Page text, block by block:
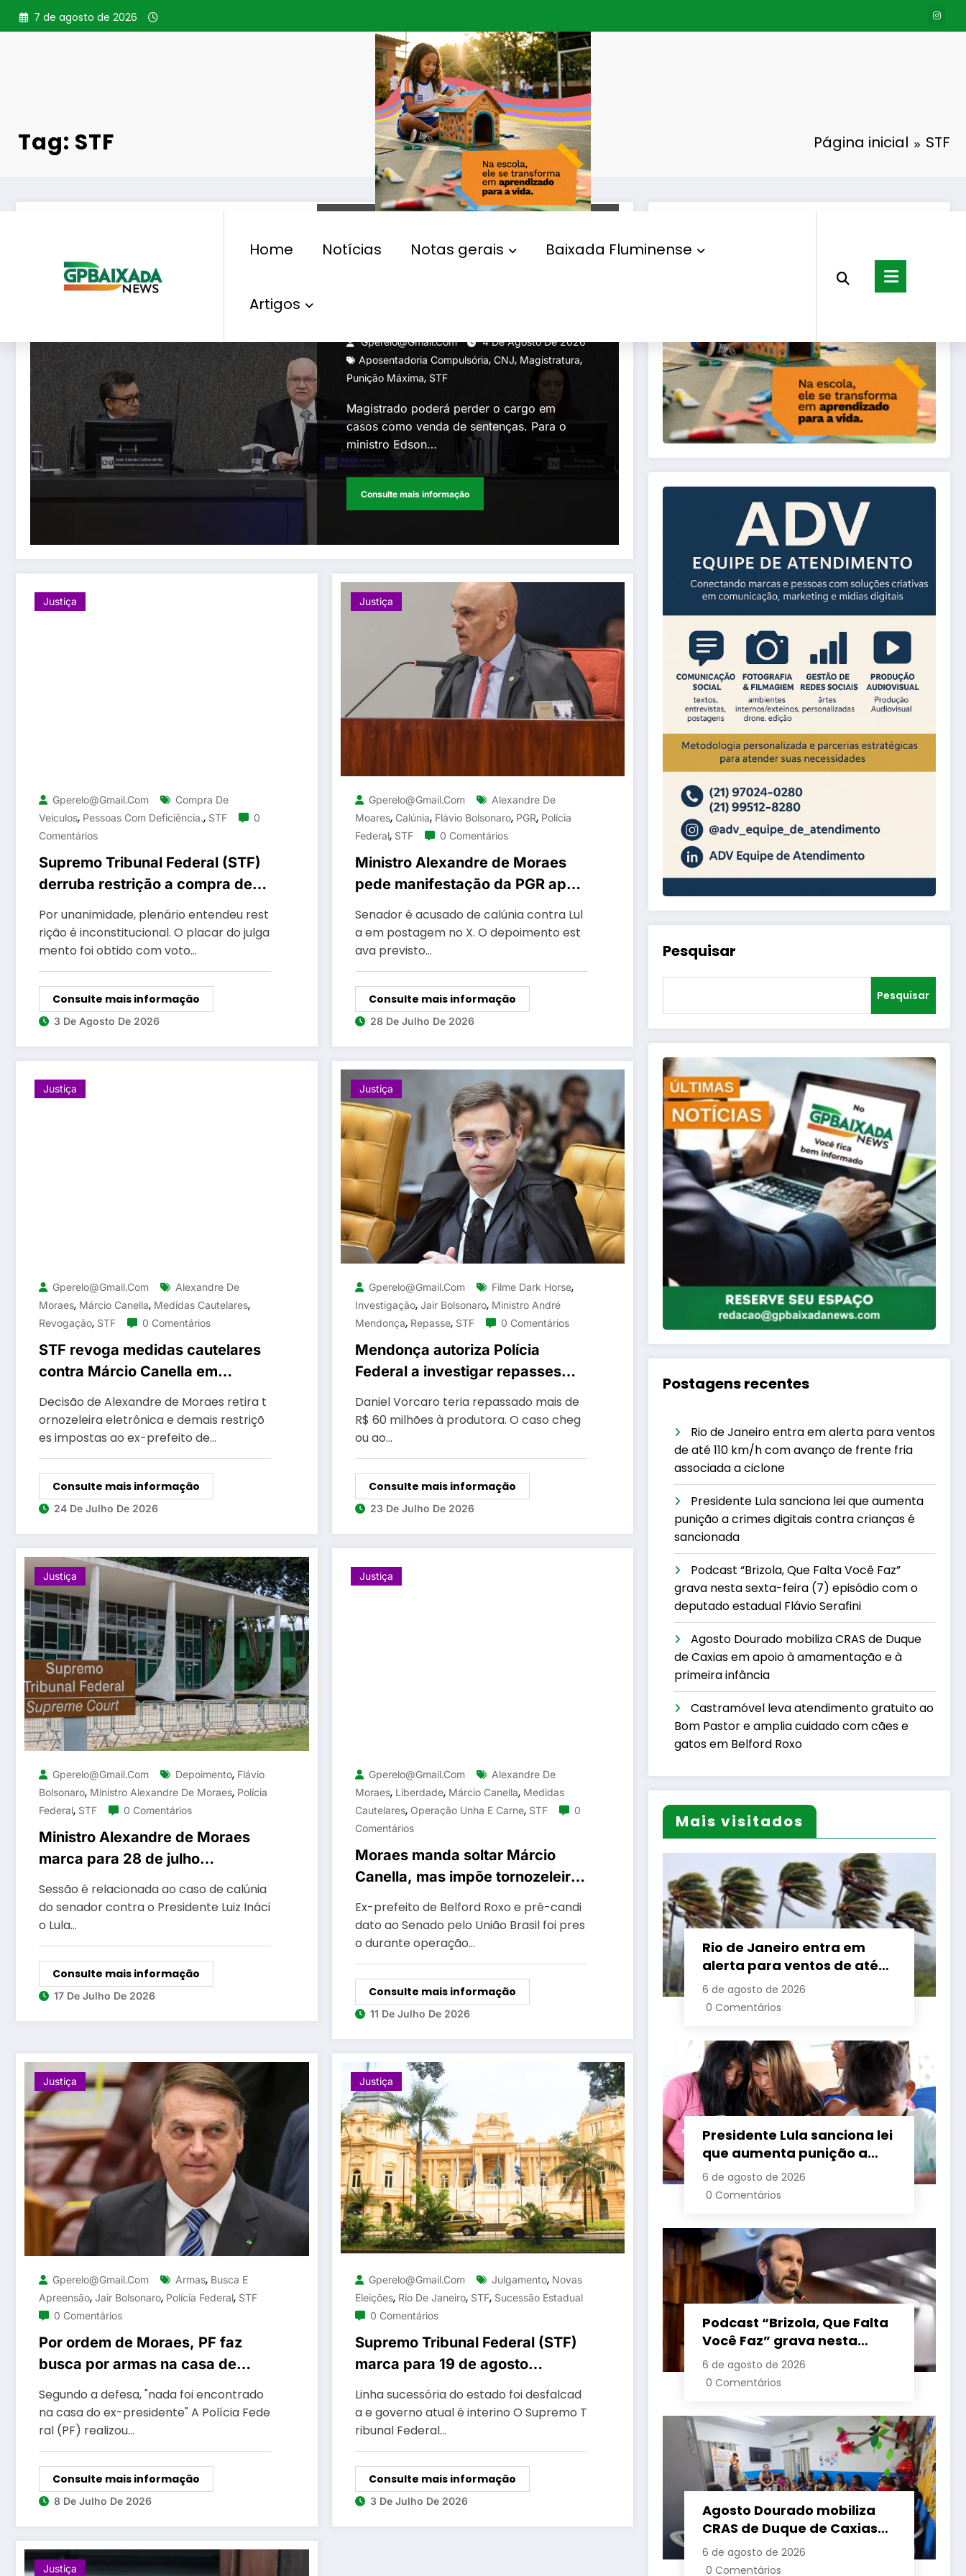
Pular
para
7 de agosto de 2026
Home Notícias Notas gerais Baixada Fluminense
Artigos
Tag: STF Página inicial STF
Conselho Nacional de
como punição máxima para
juiz
Gperelo@gmail.com
4 De Agosto De 2026
Aposentadoria Compulsória,CNJ, Magistratura,
Punição Máxima, STF
Magistrado poderá perder o cargo em
casos como venda de sentenças. Para o
ministro Edson…
Consulte mais informação
Justiça
Gperelo@gmail.com
Compra De
Veículos, Pessoas Com Deficiência., STF
0
Comentários
Supremo Tribunal Federal (STF)
derruba restrição a compra de
veículos por pessoas com
deficiência
Por unanimidade, plenário entendeu rest
rição é inconstitucional. O placar do julga
mento foi obtido com voto…
Consulte mais informação
3 De Agosto De 2026
Justiça
Gperelo@gmail.com
Alexandre De
Moares, Calúnia, Flávio Bolsonaro, PGR, Polícia
Federal, STF 0 Comentários
Ministro Alexandre de Moraes
pede manifestação da PGR após
Flávio Bolsonaro não depor à
Polícia Federal
Senador é acusado de calúnia contra Lul
a em postagem no X. O depoimento est
ava previsto…
Consulte mais informação
28 De Julho De 2026
Justiça
Gperelo@gmail.com
Alexandre De
Moraes, Márcio Canella, Medidas Cautelares,
Revogação, STF 0 Comentários
STF revoga medidas cautelares
contra Márcio Canella em
investigação da Operação Unha
e Carne
Decisão de Alexandre de Moraes retira t
ornozeleira eletrônica e demais restriçõ
es impostas ao ex-prefeito de…
Consulte mais informação
24 De Julho De 2026
Justiça
Gperelo@gmail.com Filme Dark Horse,
Investigação, Jair Bolsonaro, Ministro André
Mendonça, Repasse, STF 0 Comentários
Mendonça autoriza Polícia
Federal a investigar repasses
para filme sobre Bolsonaro
Daniel Vorcaro teria repassado mais de
R$ 60 milhões à produtora. O caso cheg
ou ao…
Consulte mais informação
23 De Julho De 2026
Justiça
Gperelo@gmail.com Depoimento, Flávio
Bolsonaro, Ministro Alexandre De Moraes, Polícia
Federal, STF 0 Comentários
Ministro Alexandre de Moraes
marca para 28 de julho
depoimento de Flávio Bolsonaro
à Polícia Federal
Sessão é relacionada ao caso de calúnia
do senador contra o Presidente Luiz Ináci
o Lula…
Consulte mais informação
17 De Julho De 2026
Justiça
Gperelo@gmail.com
Alexandre De
Moraes, Liberdade, Márcio Canella, Medidas
Cautelares, Operação Unha E Carne, STF
0
Comentários
Moraes manda soltar Márcio
Canella, mas impõe tornozeleira
eletrônica e retenção de
passaporte
Ex-prefeito de Belford Roxo e pré-candi
dato ao Senado pelo União Brasil foi pres
o durante operação…
Consulte mais informação
11 De Julho De 2026
Justiça
Gperelo@gmail.com Armas, Busca E
Apreensão, Jair Bolsonaro, Polícia Federal, STF
0 Comentários
Por ordem de Moraes, PF faz
busca por armas na casa de
Bolsonaro
Segundo a defesa, "nada foi encontrado
na casa do ex-presidente" A Polícia Fede
ral (PF) realizou…
Consulte mais informação
8 De Julho De 2026
Justiça
Gperelo@gmail.com Julgamento, Novas
Eleições, Rio De Janeiro, STF, Sucessão Estadual
0 Comentários
Supremo Tribunal Federal (STF)
marca para 19 de agosto
julgamento sobre sucessão no
governo do Rio de Janeiro
Linha sucessória do estado foi desfalcad
a e governo atual é interino O Supremo T
ribunal Federal…
Consulte mais informação
3 De Julho De 2026
Justiça
Pesquisar
Pesquisar
Postagens recentes
Rio de Janeiro entra em alerta para ventos
de até 110 km/h com avanço de frente fria
associada a ciclone
Presidente Lula sanciona lei que aumenta
punição a crimes digitais contra crianças é
sancionada
Podcast “Brizola, Que Falta Você Faz”
grava nesta sexta-feira (7) episódio com o
deputado estadual Flávio Serafini
Agosto Dourado mobiliza CRAS de Duque
de Caxias em apoio à amamentação e à
primeira infância
Castramóvel leva atendimento gratuito ao
Bom Pastor e amplia cuidado com cães e
gatos em Belford Roxo
Mais visitados
Rio de Janeiro entra em
alerta para ventos de até
110 km/h com avanço de
frente fria associada a
6 de agosto de 2026
0 Comentários
Presidente Lula sanciona lei
que aumenta punição a
crimes digitais contra
crianças é sancionada
6 de agosto de 2026
0 Comentários
Podcast “Brizola, Que Falta
Você Faz” grava nesta
sexta-feira (7) episódio
com o deputado estadual
6 de agosto de 2026
0 Comentários
Agosto Dourado mobiliza
CRAS de Duque de Caxias
em apoio à amamentação
e à primeira infância
6 de agosto de 2026
0 Comentários